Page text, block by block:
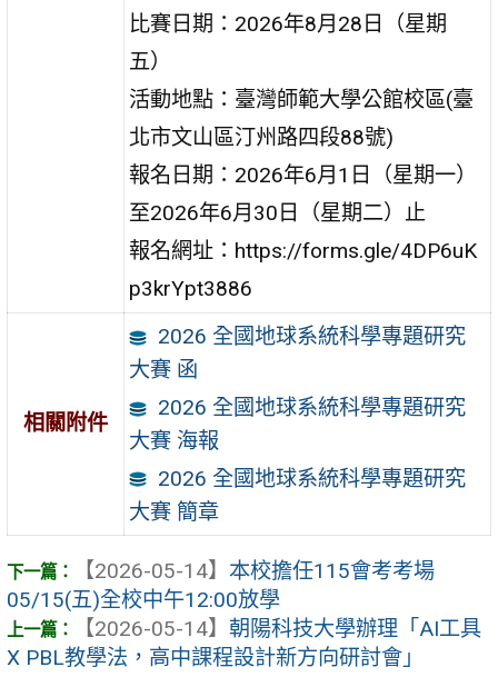
比賽日期：2026年8月28日（星期
五）
活動地點：臺灣師範大學公館校區(臺
北市文山區汀州路四段88號)
報名日期：2026年6月1日（星期一）
至2026年6月30日（星期二）止
報名網址：https://forms.gle/4DP6uK
p3krYpt3886
相關附件
2026 全國地球系統科學專題研究
大賽 函
2026 全國地球系統科學專題研究
大賽 海報
2026 全國地球系統科學專題研究
大賽 簡章
【2026-05-14】 本校擔任115會考考場
05/15(五)全校中午12:00放學
【2026-05-14】 朝陽科技大學辦理「AI工具
X PBL教學法，高中課程設計新方向研討會」